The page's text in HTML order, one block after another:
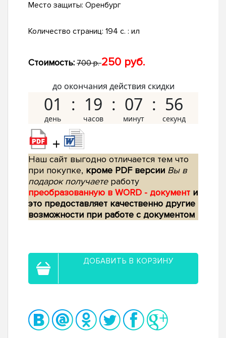
Место защиты: Оренбург
Количество страниц: 194 с. : ил
Стоимость: 700 р.250 руб.
до окончания действия скидки
01 19 07 55
+
Наш сайт выгодно отличается тем что
при покупке, кроме PDF версии Вы в
подарок получаетеработу
преобразованную в WORD - документ и
это предоставляет качественно другие
возможности при работе с документом
ДОБАВИТЬ В КОРЗИНУ